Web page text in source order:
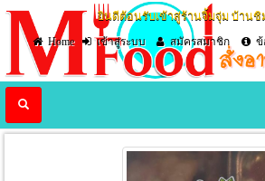
ยินดีต้อนรับเข้าสู่ร้านจิ้มจุ่ม บ้านชิ
Home
เข้าสู่ระบบ สมัครสมาชิก ข้